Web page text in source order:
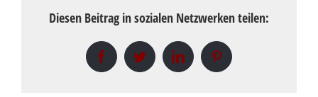
Diesen Beitrag in sozialen Netzwerken teilen:
FacebookTwitterLinkedInPinterest